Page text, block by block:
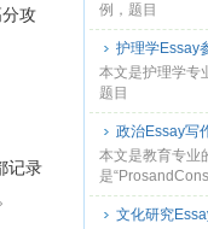
攻
记录
例，题目
是
接受移民）”，
的移民，其中最
护理学Essay
本文是护理学专
题目
是
细胞病分析）”,
把加拿大当成自
政治Essay写
本文是教育专业
是
北克分离问题的
离在......
文化研究